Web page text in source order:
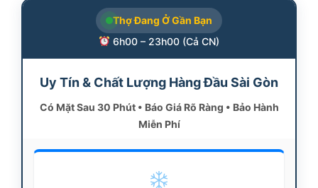
Thợ Đang Ở Gần Bạn
6h00 – 23h00 (Cả CN)
Uy Tín & Chất Lượng Hàng Đầu Sài Gòn
Có Mặt Sau 30 Phút • Báo Giá Rõ Ràng • Bảo Hành
Miễn Phí